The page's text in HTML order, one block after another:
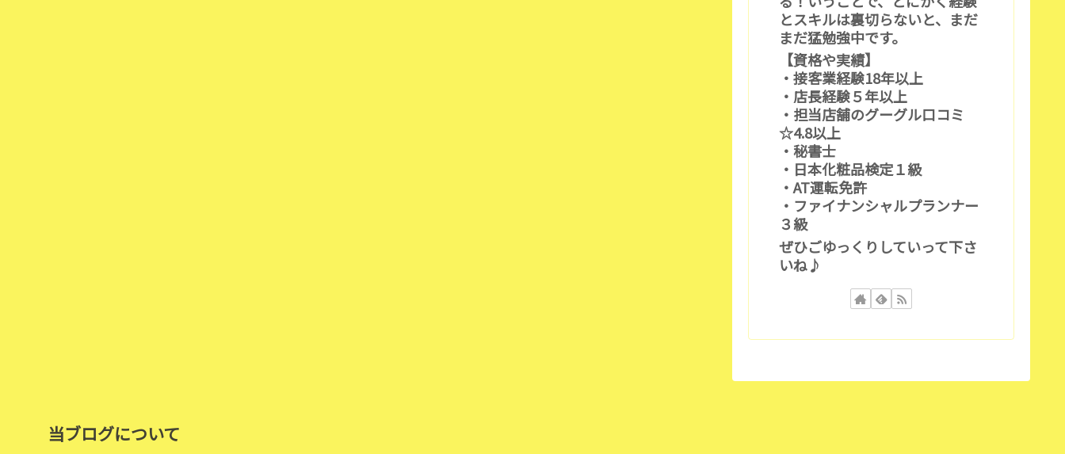
とスキルは裏切らないと、まだ
まだ猛勉強中です。
【資格や実績】
・接客業経験18年以上
・店長経験５年以上
・担当店舗のグーグル口コミ
☆4.8以上
・秘書士
・日本化粧品検定１級
・AT運転免許
・ファイナンシャルプランナー
３級
ぜひごゆっくりしていって下さ
いね♪
当ブログについて